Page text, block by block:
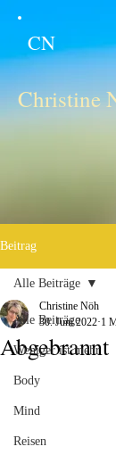
CN
Christine
Beitrag
Alle Beiträge
Weniger ist mehr
Body
Mind
Reisen
Alle Beiträge
Abgebrannt
Christine Nöh
30. Juni 2022 1